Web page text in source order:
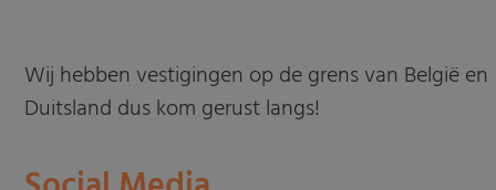
Wij hebben vestigingen op de grens van België en
Duitsland dus kom gerust langs!